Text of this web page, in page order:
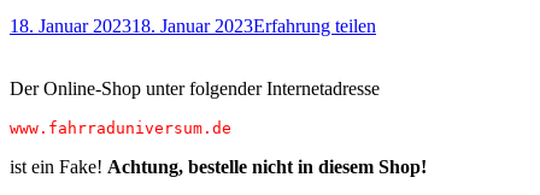
18. Januar 202318. Januar 2023Erfahrung teilen
Der Online-Shop unter folgender Internetadresse
ist ein Fake! Achtung, bestelle nicht in diesem Shop!